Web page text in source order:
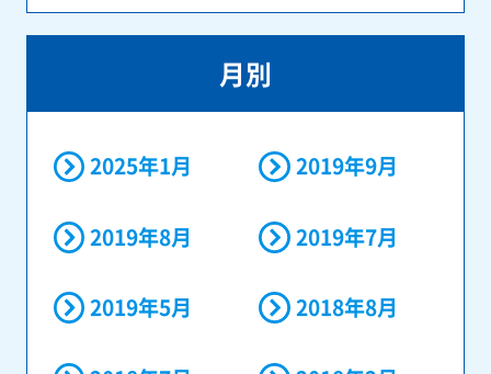
月別
2025年1月 2019年9月
2019年8月 2019年7月
2019年5月 2018年8月